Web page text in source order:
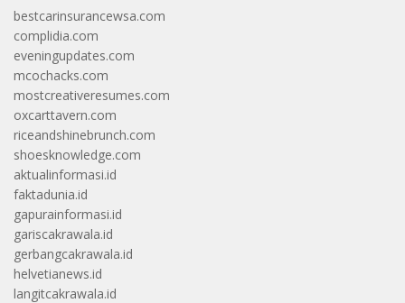
bestcarinsurancewsa.com
complidia.com
eveningupdates.com
mcochacks.com
mostcreativeresumes.com
oxcarttavern.com
riceandshinebrunch.com
shoesknowledge.com
aktualinformasi.id
faktadunia.id
gapurainformasi.id
gariscakrawala.id
gerbangcakrawala.id
helvetianews.id
langitcakrawala.id